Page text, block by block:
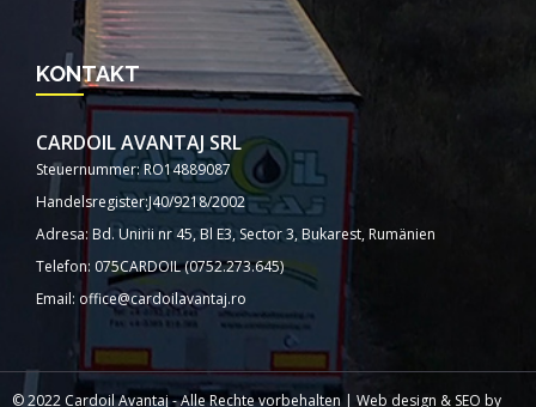
KONTAKT
CARDOIL AVANTAJ SRL
Steuernummer: RO14889087
Handelsregister:J40/9218/2002
Adresa: Bd. Unirii nr 45, Bl E3, Sector 3, Bukarest, Rumänien
Telefon: 075CARDOIL (0752.273.645)
Email: office@cardoilavantaj.ro
© 2022 Cardoil Avantaj - Alle Rechte vorbehalten | Web design & SEO by